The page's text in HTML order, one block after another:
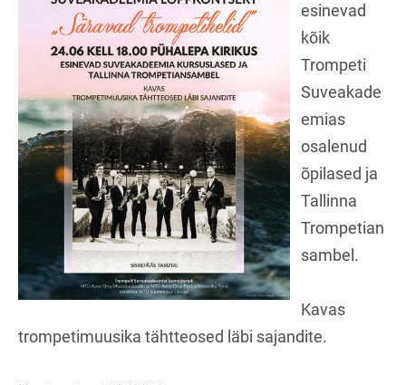
esinevad
kõik
Trompeti
Suveakade
emias
osalenud
õpilased ja
Tallinna
Trompetian
sambel.
Kavas
trompetimuusika tähtteosed läbi sajandite.